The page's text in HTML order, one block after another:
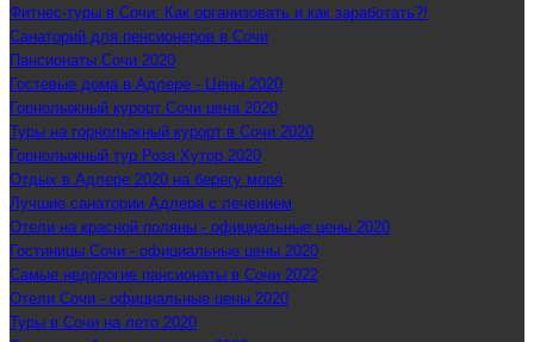
Фитнес-туры в Сочи: Как организовать и как заработать?!
Санаторий для пенсионеров в Сочи
Пансионаты Сочи 2020
Гостевые дома в Адлере - Цены 2020
Горнолыжный курорт Сочи цена 2020
Туры на горнолыжный курорт в Сочи 2020
Горнолыжный тур Роза Хутор 2020
Отдых в Адлере 2020 на берегу моря
Лучшие санатории Адлера с лечением
Отели на красной поляны - официальные цены 2020
Гостиницы Сочи - официальные цены 2020
Самые недорогие пансионаты в Сочи 2022
Отели Сочи - официальные цены 2020
Туры в Сочи на лето 2020